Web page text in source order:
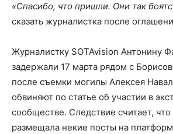
«Спасибо, что пришли. Они так
сказать журналистка после
Журналистку SOTAvision Антонину
задержали 17 марта рядом с
после съемки могилы Алексея
обвиняют по статье об участии в
сообществе. Следствие считает,
размещала некие посты на